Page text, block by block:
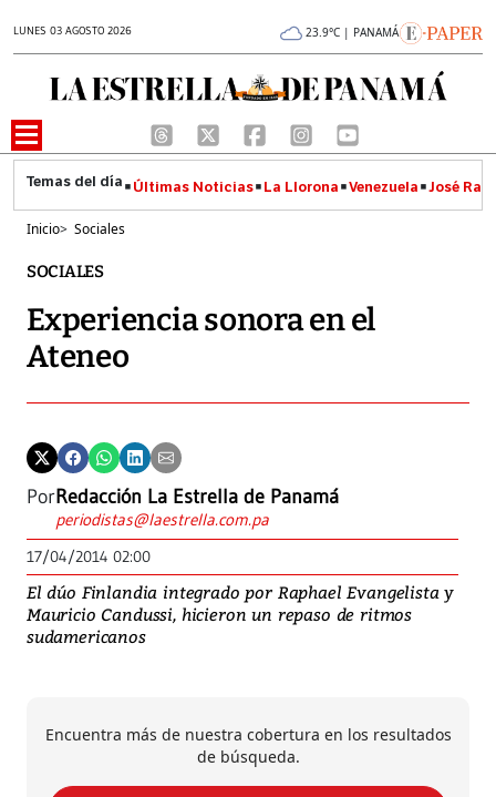
LUNES 03 AGOSTO 2026 23.9°C | PANAMÁ
Últimas Noticias La Llorona Venezuela José
Inicio> Sociales
SOCIALES
Experiencia sonora en el
Ateneo
PorRedacción La Estrella de Panamá
periodistas@laestrella.com.pa
17/04/2014 02:00
El dúo Finlandia integrado por Raphael Evangelista y
Mauricio Candussi, hicieron un repaso de ritmos
sudamericanos
Encuentra más de nuestra cobertura en los resultados
de búsqueda.